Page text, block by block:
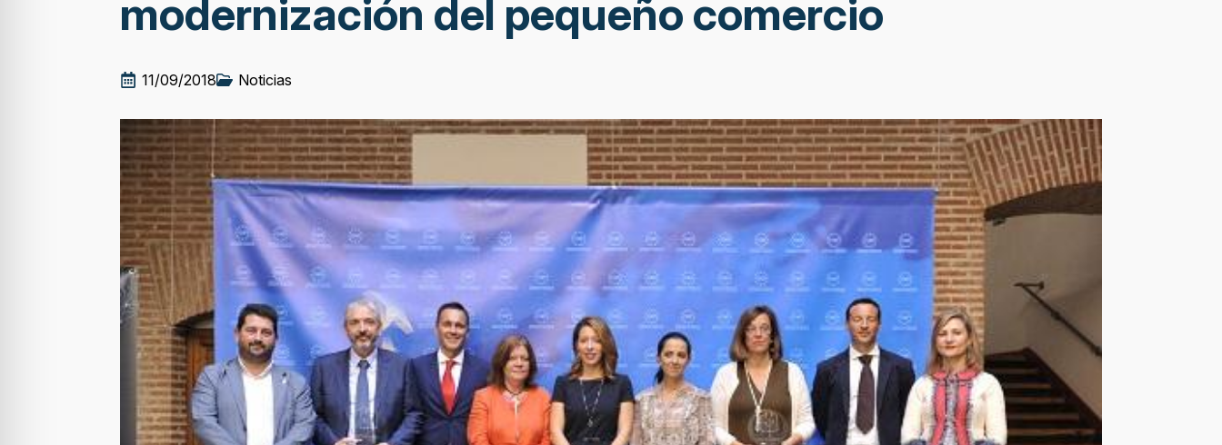
modernización del pequeño comercio
11/09/2018 Noticias